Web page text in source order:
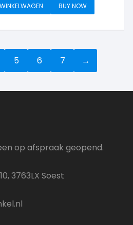
BUY NOW
5 6 7 →
op afspraak geopend.
3763LX Soest